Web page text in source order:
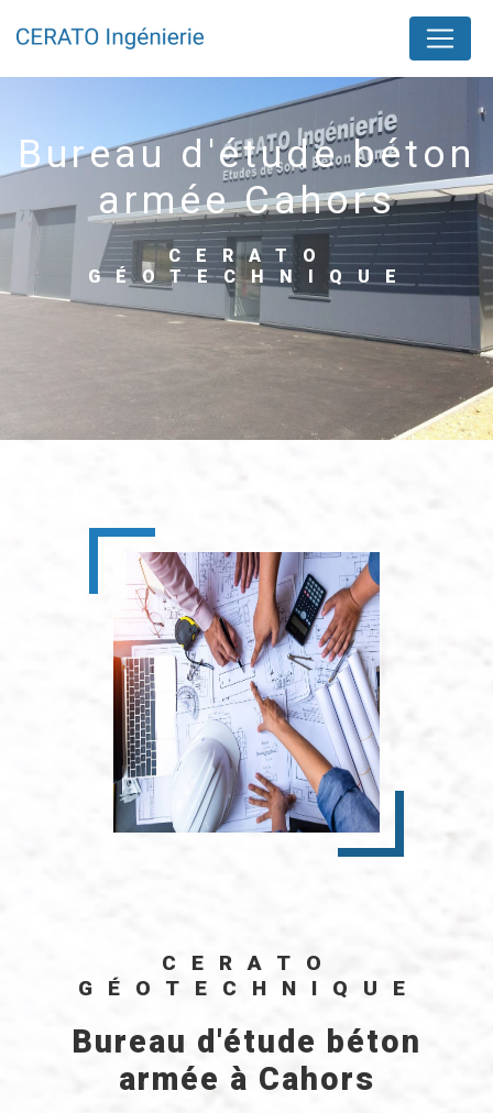
bureau d'étude béton
armée Cahors
CERATO
GÉOTECHNIQUE
CERATO
GÉOTECHNIQUE
bureau d'étude béton
armée à Cahors